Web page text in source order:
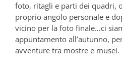
foto, ritagli e parti dei quadri,
proprio angolo personale e
vicino per la foto finale…ci
appuntamento all’autunno,
avventure tra mostre e musei.